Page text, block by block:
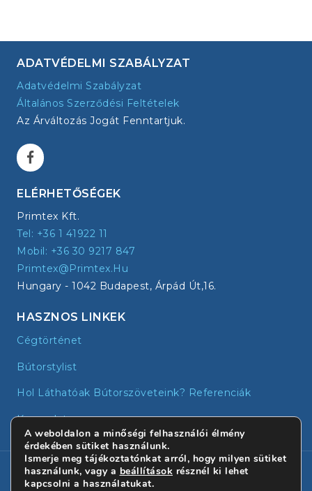
ADATVÉDELMI SZABÁLYZAT
Adatvédelmi Szabályzat
Általános Szerződési Feltételek
Az Árváltozás Jogát Fenntartjuk.
ELÉRHETŐSÉGEK
Primtex Kft.
Tel: +36 1 41922 11
Mobil: +36 30 9217 847
Primtex@primtex.hu
Hungary - 1042 Budapest, Árpád Út,16.
HASZNOS LINKEK
Cégtörténet
Bútorstylist
Hol Láthatóak Bútorszöveteink? Referenciák
Kapcsolat
© 2026 - Primtex | Minden jog fenntartva!
A weboldalon a minőségi felhasználói élmény
érdekében sütiket használunk.
Ismerje meg tájékoztatónkat arról, hogy milyen sütiket
használunk, vagy a beállítások résznél ki lehet
kapcsolni a használatukat.